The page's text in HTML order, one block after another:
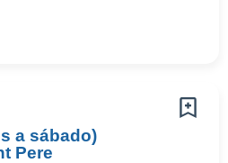
a sábado)
Pere